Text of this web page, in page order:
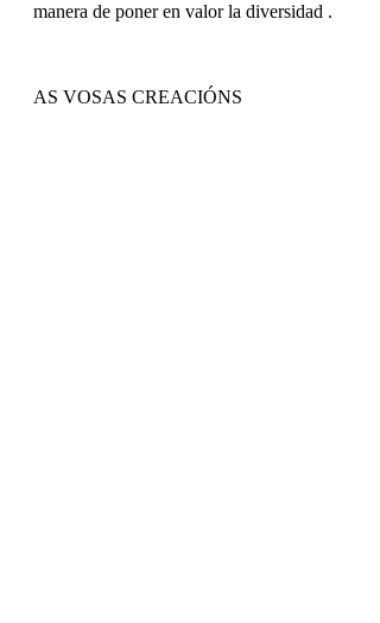
manera de poner en valor la diversidad .
AS VOSAS CREACIÓNS